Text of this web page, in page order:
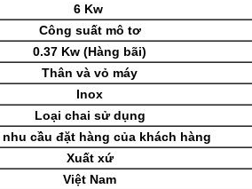
6 Kw
Công suất mô tơ
0.37 Kw (Hàng bãi)
Thân và vỏ máy
Inox
Loại chai sử dụng
nhu cầu đặt hàng của khách hàng
Xuất xứ
Việt Nam